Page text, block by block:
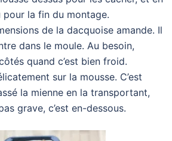
pour la fin du montage.
de la dacquoise amande. Il
dans le moule. Au besoin,
quand c’est bien froid.
sur la mousse. C’est
la mienne en la transportant,
grave, c’est en-dessous.